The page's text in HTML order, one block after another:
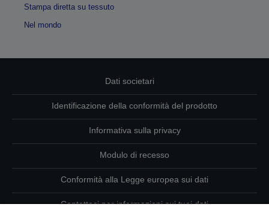
Stampa diretta su tessuto
Nel mondo
Dati societari
Identificazione della conformità del prodotto
Informativa sulla privacy
Modulo di recesso
Conformità alla Legge europea sui dati
Contattaci per informazioni sui tuoi dati